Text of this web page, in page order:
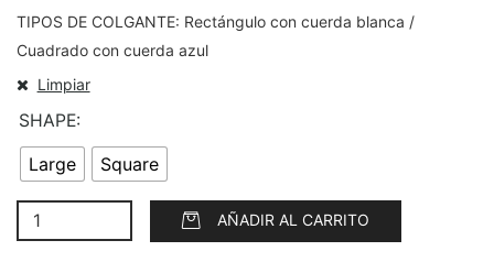
TIPOS DE COLGANTE: Rectángulo con cuerda blanca /
Cuadrado con cuerda azul
SHAPE
Large Square
Limpiar
AÑADIR AL CARRITO